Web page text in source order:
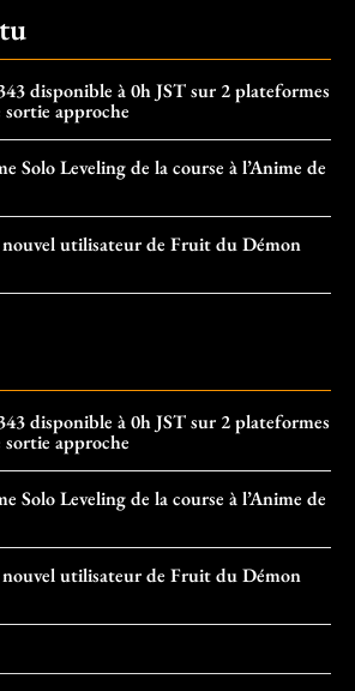
disponible à 0h JST sur 2 plateformes
approche
Solo Leveling de la course à l’Anime de
nouvel utilisateur de Fruit du Démon
disponible à 0h JST sur 2 plateformes
approche
Solo Leveling de la course à l’Anime de
nouvel utilisateur de Fruit du Démon